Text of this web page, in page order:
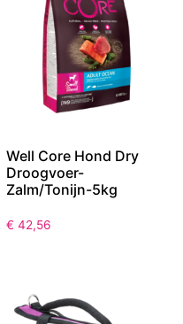
Well Core Hond Dry
Droogvoer-
Zalm/Tonijn-5kg
€ 42,56